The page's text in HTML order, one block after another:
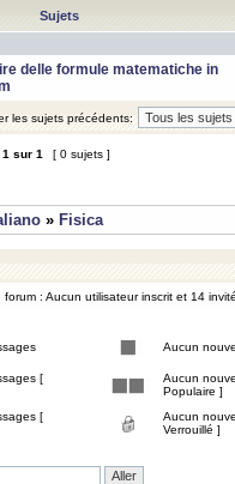
Sujets
delle formule matematiche in
les sujets précédents:
1 sur 1 [ 0 sujets ]
» Fisica
: Aucun utilisateur inscrit et 14
Aucun
[
Aucun
Populaire ]
[
Aucun
Verrouillé ]